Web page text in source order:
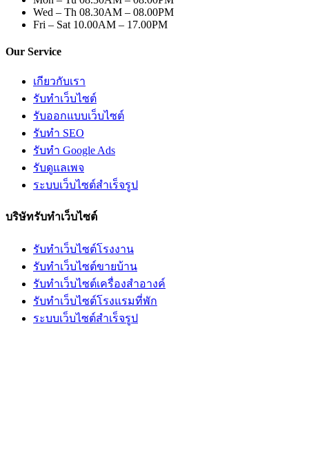
Wed – Th 08.30AM – 08.00PM
Fri – Sat 10.00AM – 17.00PM
Our Service
เกียวกับเรา
รับทำเว็บไซต์
รับออกแบบเว็บไซต์
รับทำ SEO
รับทำ Google Ads
รับดูแลเพจ
ระบบเว็บไซต์สำเร็จรูป
บริษัทรับทำเว็บไซต์
รับทำเว็บไซต์โรงงาน
รับทำเว็บไซต์ขายบ้าน
รับทำเว็บไซต์เครื่องสำอางค์
รับทำเว็บไซต์โรงแรมที่พัก
ระบบเว็บไซต์สำเร็จรูป